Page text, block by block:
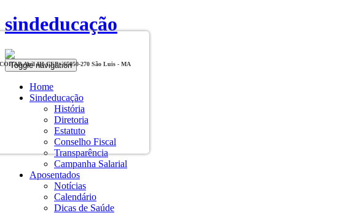
sindeducação
Toggle navigation
Home
Sindeducação
História
Diretoria
Estatuto
Conselho Fiscal
Transparência
Campanha Salarial
Aposentados
Notícias
Calendário
Dicas de Saúde
COHAB Anil III CEP - 65050-270 São Luis - MA